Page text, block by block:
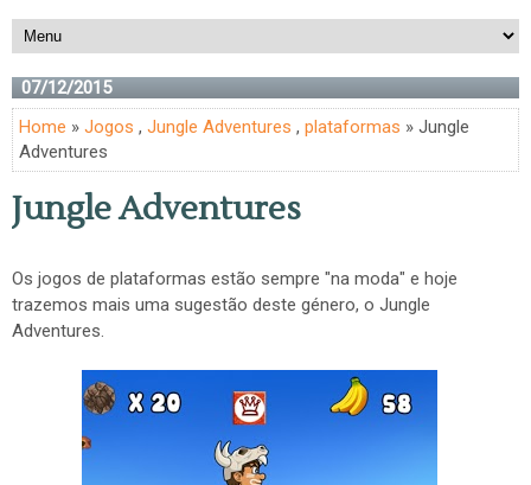
07/12/2015
Home » Jogos , Jungle Adventures , plataformas » Jungle
Adventures
Jungle Adventures
Os jogos de plataformas estão sempre "na moda" e hoje
trazemos mais uma sugestão deste género, o Jungle
Adventures.